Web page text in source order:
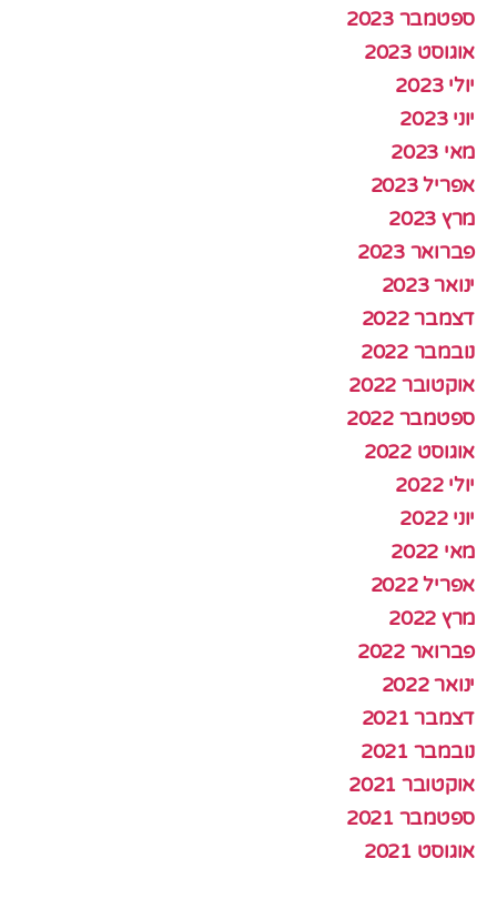
ספטמבר 2023
אוגוסט 2023
יולי 2023
יוני 2023
מאי 2023
אפריל 2023
מרץ 2023
פברואר 2023
ינואר 2023
דצמבר 2022
נובמבר 2022
אוקטובר 2022
ספטמבר 2022
אוגוסט 2022
יולי 2022
יוני 2022
מאי 2022
אפריל 2022
מרץ 2022
פברואר 2022
ינואר 2022
דצמבר 2021
נובמבר 2021
אוקטובר 2021
ספטמבר 2021
אוגוסט 2021